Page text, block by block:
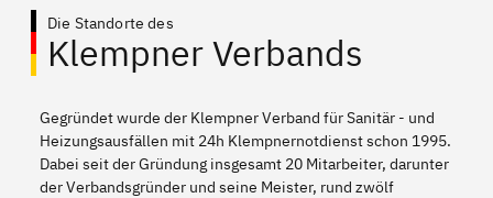
Die Standorte des
Klempner Verbands
Gegründet wurde der Klempner Verband für Sanitär - und
Heizungsausfällen mit 24h Klempnernotdienst schon 1995.
Dabei seit der Gründung insgesamt 20 Mitarbeiter, darunter
der Verbandsgründer und seine Meister, rund zwölf